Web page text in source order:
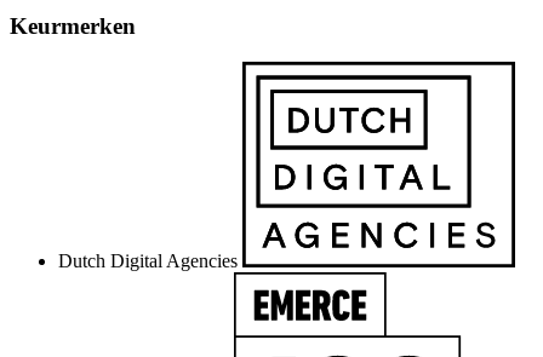
Keurmerken
Dutch Digital Agencies